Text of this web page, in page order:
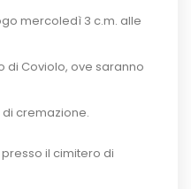
mercoledì 3 c.m. alle
di Coviolo, ove saranno
cremazione.
il cimitero di